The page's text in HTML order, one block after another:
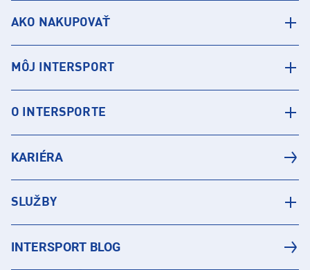
AKO NAKUPOVAŤ
MÔJ INTERSPORT
O INTERSPORTE
KARIÉRA
SLUŽBY
INTERSPORT BLOG